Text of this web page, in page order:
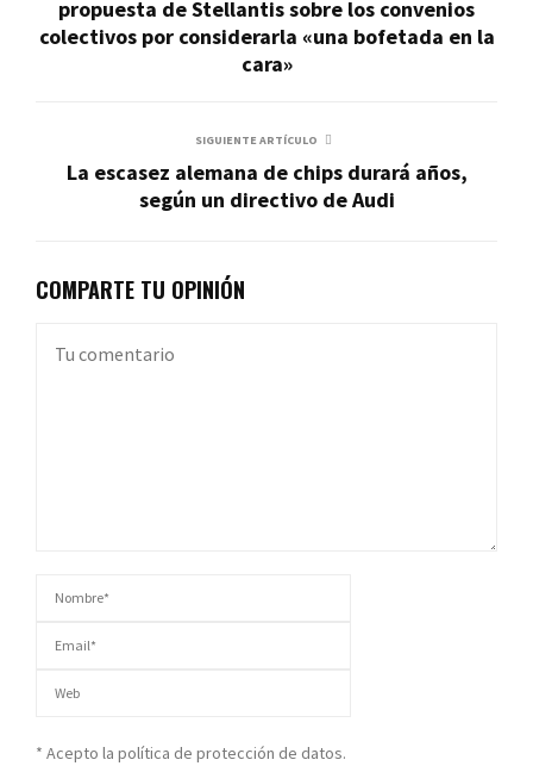
propuesta de Stellantis sobre los convenios
colectivos por considerarla «una bofetada en la
cara»
SIGUIENTE ARTÍCULO
La escasez alemana de chips durará años,
según un directivo de Audi
COMPARTE TU OPINIÓN
* Acepto la política de protección de datos.